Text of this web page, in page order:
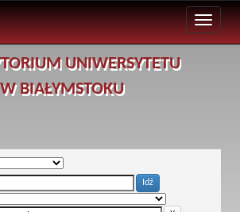
UNIWERSYTETU
W BIAŁYMSTOKU